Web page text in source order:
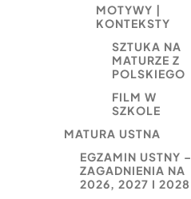
MOTYWY |
KONTEKSTY
SZTUKA NA
MATURZE Z
POLSKIEGO
FILM W
SZKOLE
MATURA USTNA
EGZAMIN USTNY –
ZAGADNIENIA NA
2026, 2027 I 2028